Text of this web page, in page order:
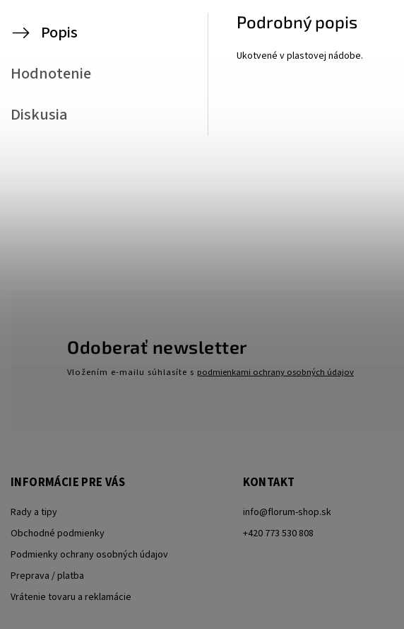
Popis
Hodnotenie
Diskusia
Podrobný popis
Ukotvené v plastovej nádobe.
Odoberať newsletter
Vložením e-mailu súhlasíte s podmienkami ochrany osobných údajov
INFORMÁCIE PRE VÁS
Rady a tipy
Obchodné podmienky
Podmienky ochrany osobných údajov
Preprava / platba
Vrátenie tovaru a reklamácie
KONTAKT
info@florum-shop.sk
+420 773 530 808